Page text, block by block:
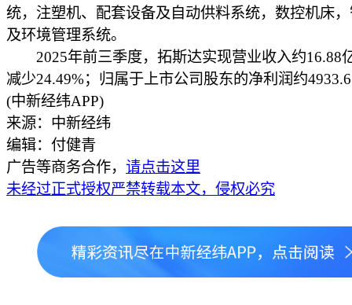
统，注塑机、配套设备及自动供料系统，数控机床
及环境管理系统。
2025年前三季度，拓斯达实现营业收入约16.88
减少24.49%；归属于上市公司股东的净利润约
(中新经纬APP)
来源：中新经纬
编辑：付健青
广告等商务合作， 请点击这里
未经过正式授权严禁转载本文，侵权必究